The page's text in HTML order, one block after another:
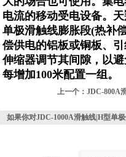
电流的移动受电设备。
单极滑触线膨胀段(热补
偿供电的铝板或铜板、
伸缩器调节其间隙，以
每增加100米配置一组。
上一个： JDC-800A
如果你对JDC-1000A滑触线|H型单